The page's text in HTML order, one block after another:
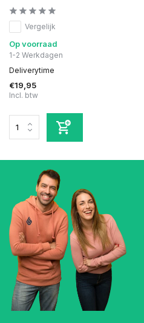
Vergelijk
Op voorraad
1-2 Werkdagen
Deliverytime
€19,95
Incl. btw